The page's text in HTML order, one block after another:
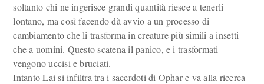
soltanto chi ne ingerisce grandi quantità riesce a tenerli
lontano, ma così facendo dà avvio a un processo di
cambiamento che li trasforma in creature più simili a insetti
che a uomini. Questo scatena il panico, e i trasformati
vengono uccisi e bruciati.
Intanto Lai si infiltra tra i sacerdoti di Ophar e va alla ricerca